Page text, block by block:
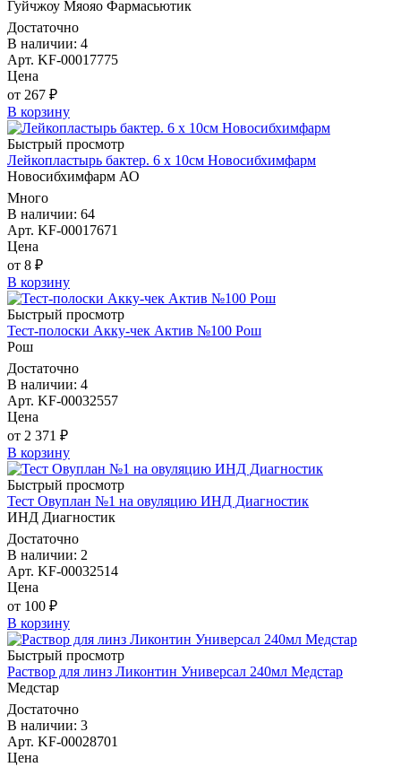
Гуйчжоу Мяояо Фармасьютик
Достаточно
В наличии: 4
Арт. KF-00017775
Цена
от 267 ₽
В корзину
Быстрый просмотр
Лейкопластырь бактер. 6 х 10см Новосибхимфарм
Новосибхимфарм АО
Много
В наличии: 64
Арт. KF-00017671
Цена
от 8 ₽
В корзину
Быстрый просмотр
Тест-полоски Акку-чек Актив №100 Рош
Рош
Достаточно
В наличии: 4
Арт. KF-00032557
Цена
от 2 371 ₽
В корзину
Быстрый просмотр
Тест Овуплан №1 на овуляцию ИНД Диагностик
ИНД Диагностик
Достаточно
В наличии: 2
Арт. KF-00032514
Цена
от 100 ₽
В корзину
Быстрый просмотр
Раствор для линз Ликонтин Универсал 240мл Медстар
Медстар
Достаточно
В наличии: 3
Арт. KF-00028701
Цена